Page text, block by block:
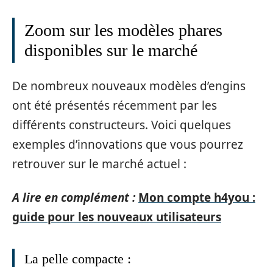
Zoom sur les modèles phares
disponibles sur le marché
De nombreux nouveaux modèles d’engins
ont été présentés récemment par les
différents constructeurs. Voici quelques
exemples d’innovations que vous pourrez
retrouver sur le marché actuel :
A lire en complément : Mon compte h4you :
guide pour les nouveaux utilisateurs
La pelle compacte :